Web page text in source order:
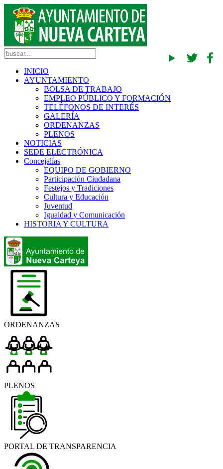
INICIO
AYUNTAMIENTO
BOLSA DE TRABAJO
EMPLEO PÚBLICO Y FORMACIÓN
TELÉFONOS DE INTERÉS
GALERÍA
ORDENANZAS
PLENOS
NOTICIAS
SEDE ELECTRÓNICA
Concejalías
EQUIPO DE GOBIERNO
Participación Ciudadana
Festejos y Tradiciones
Cultura y Educación
Juventud
Igualdad y Comunicación
HISTORIA Y CULTURA
ORDENANZAS
PLENOS
PORTAL DE TRANSPARENCIA